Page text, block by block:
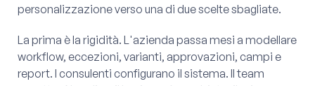
personalizzazione verso una di due scelte sbagliate.
La prima è la rigidità. L'azienda passa mesi a modellare
workflow, eccezioni, varianti, approvazioni, campi e
report. I consulenti configurano il sistema. Il team